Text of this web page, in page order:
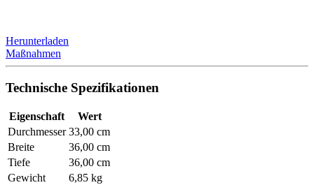
Herunterladen
Maßnahmen
Technische Spezifikationen
Eigenschaft
Wert
Durchmesser 33,00 cm
Breite
36,00 cm
Tiefe
36,00 cm
Gewicht
6,85 kg